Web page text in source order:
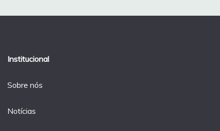
Institucional
Sobre nós
Notícias